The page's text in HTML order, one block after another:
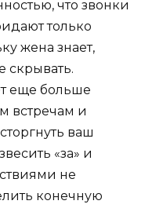
что звонки
только
жена знает,
скрывать.
еще больше
встречам и
ваш
«за» и
не
конечную